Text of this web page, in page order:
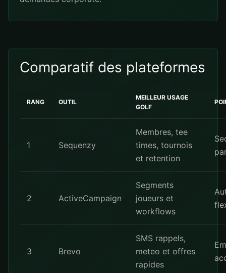
Comparatif des plateformes
RANG OUTIL
MEILLEUR USAGE
GOLF
1 Sequenzy
Membres, tee
times, tournois
et retention
2 ActiveCampaign
Segments
joueurs et
workflows
3 Brevo
SMS rappels,
meteo et offres
rapides